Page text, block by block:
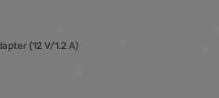
(12 V/1.2 A)